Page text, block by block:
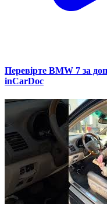
Перевірте BMW 7 за
inCarDoc